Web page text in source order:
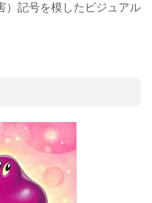
）記号を模したビジュアル